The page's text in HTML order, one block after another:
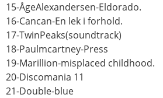
15-ÅgeAlexandersen-Eldorado.
16-Cancan-En lek i forhold.
17-TwinPeaks(soundtrack)
18-Paulmcartney-Press
19-Marillion-misplaced childhood.
20-Discomania 11
21-Double-blue